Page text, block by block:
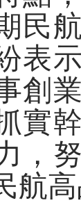
民
表
創
實
，
航